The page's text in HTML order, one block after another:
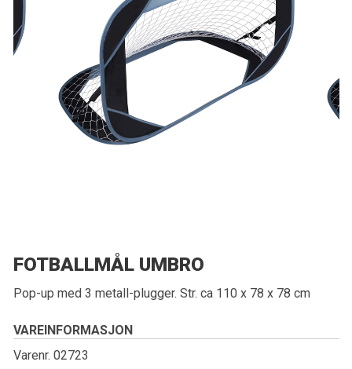
FOTBALLMÅL UMBRO
Pop-up med 3 metall-plugger. Str. ca 110 x 78 x 78 cm
VAREINFORMASJON
Varenr. 02723